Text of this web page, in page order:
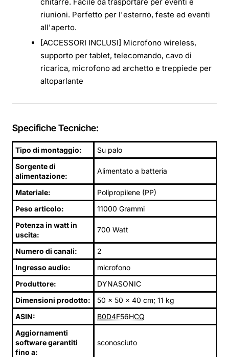
riunioni. Perfetto per l'esterno, feste ed eventi
all'aperto.
[ACCESSORI INCLUSI] Microfono wireless,
supporto per tablet, telecomando, cavo di
ricarica, microfono ad archetto e treppiede per
altoparlante
Specifiche Tecniche:
Tipo di montaggio:
Su palo
Sorgente di
alimentazione:
Alimentato a batteria
Materiale:
Polipropilene (PP)
Peso articolo:
11000 Grammi
Potenza in watt in
uscita:
700 Watt
Numero di canali:
2
Ingresso audio:
microfono
Produttore:
DYNASONIC
Dimensioni prodotto:
50 x 50 x 40 cm; 11 kg
ASIN:
B0D4F56HCQ
Aggiornamenti
software garantiti
fino a:
sconosciuto